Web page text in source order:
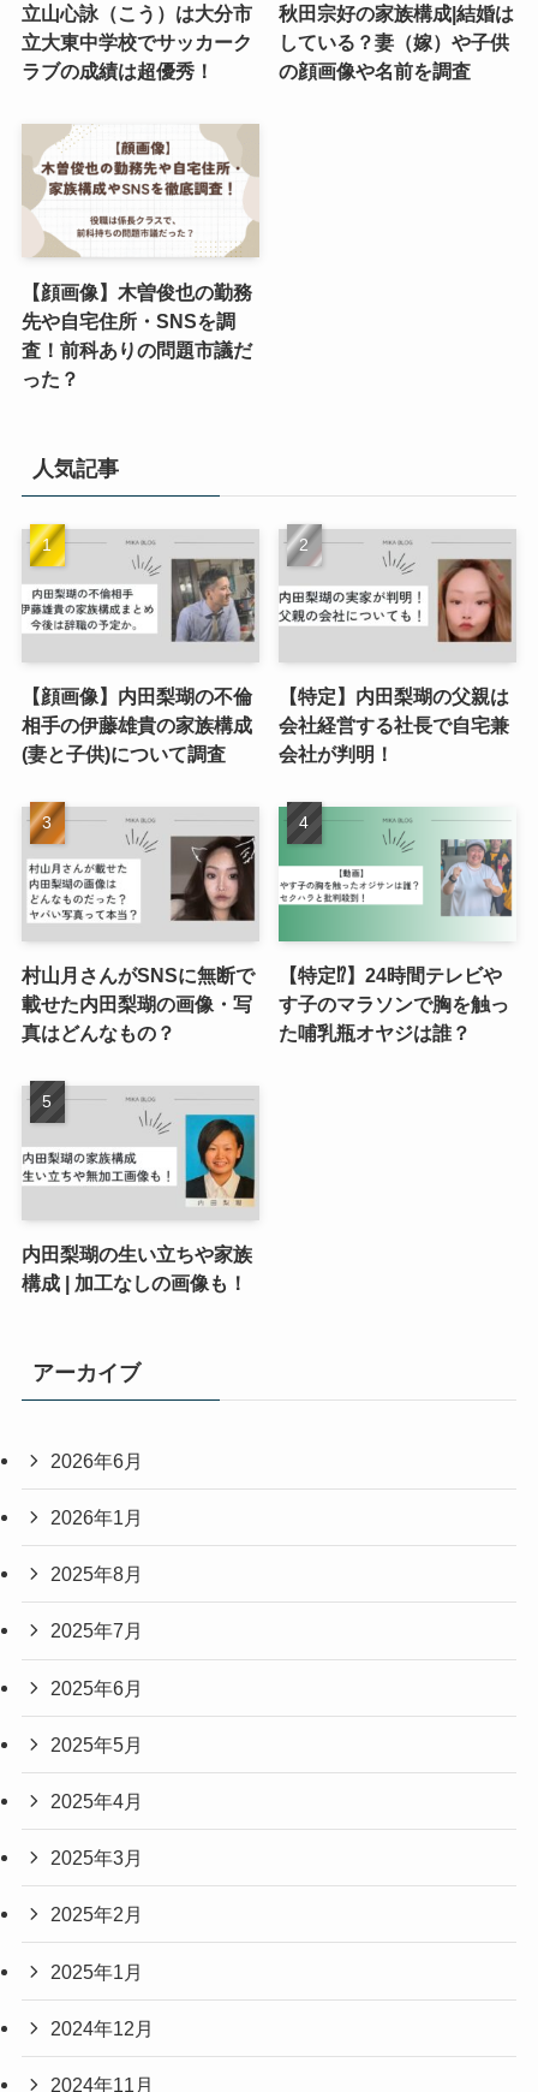
立山心詠（こう）は大分市
立大東中学校でサッカーク
ラブの成績は超優秀！
秋田宗好の家族構成|結婚は
している？妻（嫁）や子供
の顔画像や名前を調査
【顔画像】木曽俊也の勤務
先や自宅住所・SNSを調
査！前科ありの問題市議だ
った？
人気記事
【顔画像】内田梨瑚の不倫
相手の伊藤雄貴の家族構成
(妻と子供)について調査
【特定】内田梨瑚の父親は
会社経営する社長で自宅兼
会社が判明！
村山月さんがSNSに無断で
載せた内田梨瑚の画像・写
真はどんなもの？
【特定⁉︎】24時間テレビや
す子のマラソンで胸を触っ
た哺乳瓶オヤジは誰？
内田梨瑚の生い立ちや家族
構成 | 加工なしの画像も！
アーカイブ
2026年6月
2026年1月
2025年8月
2025年7月
2025年6月
2025年5月
2025年4月
2025年3月
2025年2月
2025年1月
2024年12月
2024年11月